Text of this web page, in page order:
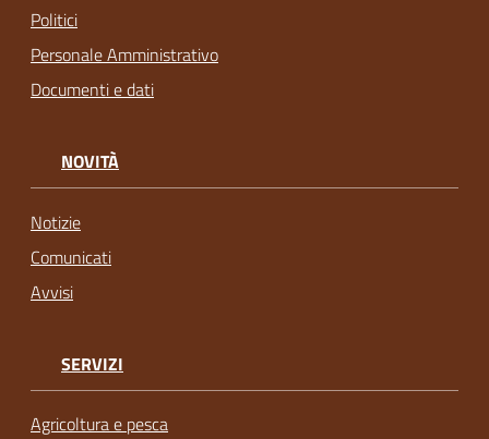
Politici
Personale Amministrativo
Documenti e dati
NOVITÀ
Notizie
Comunicati
Avvisi
SERVIZI
Agricoltura e pesca